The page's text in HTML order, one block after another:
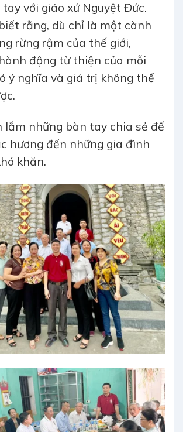
với giáo xứ Nguyệt Đức.
rằng, dù chỉ là một cành
rừng rậm của thế giới,
động từ thiện của mỗi
ý nghĩa và giá trị không thể
lắm những bàn tay chia sẻ đế
hương đến những gia đình
khăn.